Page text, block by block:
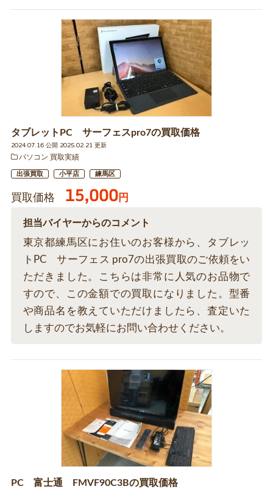
タブレットPC サーフェスpro7の買取価格
2024.07.16 公開 2025.02.21 更新
パソコン 買取実績
出張買取 小平店 練馬区
買取価格 15,000円
担当バイヤーからのコメント
東京都練馬区にお住いのお客様から、タブレッ
トPC サーフェス pro7の出張買取のご依頼をい
ただきました。こちらは非常に人気のお品物で
すので、この金額での買取になりました。型番
や商品名を教えていただけましたら、査定いた
しますのでお気軽にお問い合わせください。
PC 富士通 FMVF90C3Bの買取価格